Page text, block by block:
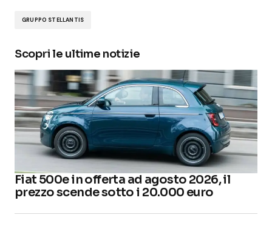
GRUPPO STELLANTIS
Scopri le ultime notizie
Fiat 500e in offerta ad agosto 2026, il
prezzo scende sotto i 20.000 euro